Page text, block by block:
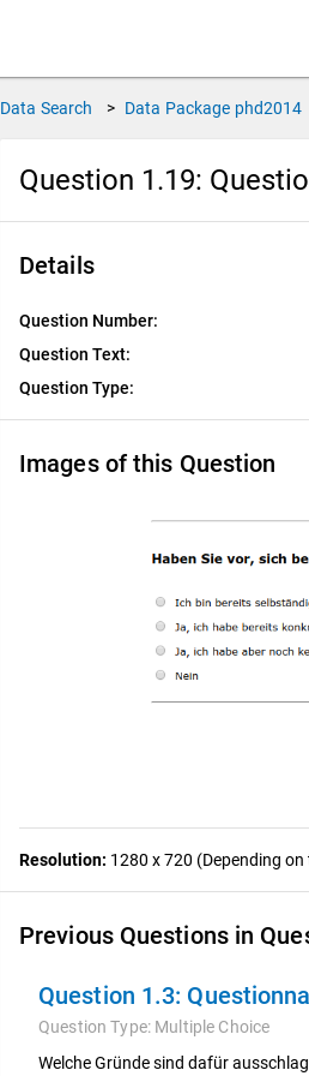
Data Search > Data Package phd2014
Question 1.19:
Details
Question Number:
Question Text:
Question Type:
Images of this Question
Resolution: 1280 x 720 (Depending
Previous Questions in
Question 1.3:
Question Type: Multiple Choice
Welche Gründe sind dafür